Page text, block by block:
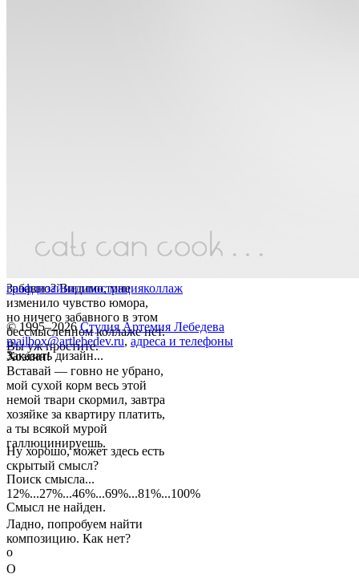
Забавно? Видимо, мне
изменило чувство юмора,
но ничего забавного в этом
бессмысленном коллаже нет.
Вы уж простите.
Хозяин!
Вставай — говно не убрано,
мой сухой корм весь этой
немой твари скормил, завтра
хозяйке за квартиру платить,
а ты всякой мурой
галлюцинируешь.
Ну хорошо, может здесь есть
скрытый смысл?
Поиск смысла...
12%...27%...46%...69%...81%...100%
Смысл не найден.
Ладно, попробуем найти
композицию. Как нет?
о
О
графдизайниллюстрацияколлаж
© 1995–2026 Студия Артемия Лебедева
mailbox@artlebedev.ru, адреса и телефоны
Заказать дизайн...